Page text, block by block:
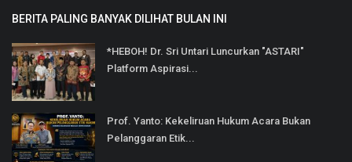
BERITA PALING BANYAK DILIHAT BULAN INI
*HEBOH! Dr. Sri Untari Luncurkan "ASTARI"
Platform Aspirasi...
Prof. Yanto: Kekeliruan Hukum Acara Bukan
Pelanggaran Etik...